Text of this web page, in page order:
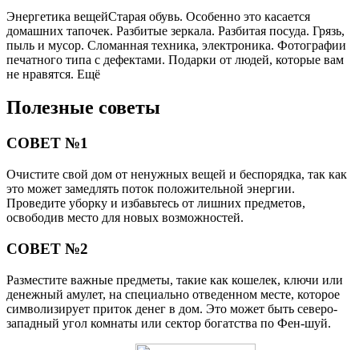
Энергетика вещейСтарая обувь. Особенно это касается
домашних тапочек. Разбитые зеркала. Разбитая посуда. Грязь,
пыль и мусор. Сломанная техника, электроника. Фотографии
печатного типа с дефектами. Подарки от людей, которые вам
не нравятся. Ещё
Полезные советы
СОВЕТ №1
Очистите свой дом от ненужных вещей и беспорядка, так как
это может замедлять поток положительной энергии.
Проведите уборку и избавьтесь от лишних предметов,
освободив место для новых возможностей.
СОВЕТ №2
Разместите важные предметы, такие как кошелек, ключи или
денежный амулет, на специально отведенном месте, которое
символизирует приток денег в дом. Это может быть северо-
западный угол комнаты или сектор богатства по Фен-шуй.